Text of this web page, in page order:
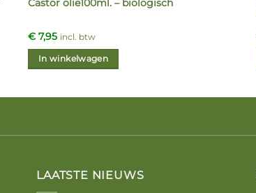
Castor olie100ml. – biologisch
€7,95 incl. btw
In winkelwagen
LAATSTE NIEUWS